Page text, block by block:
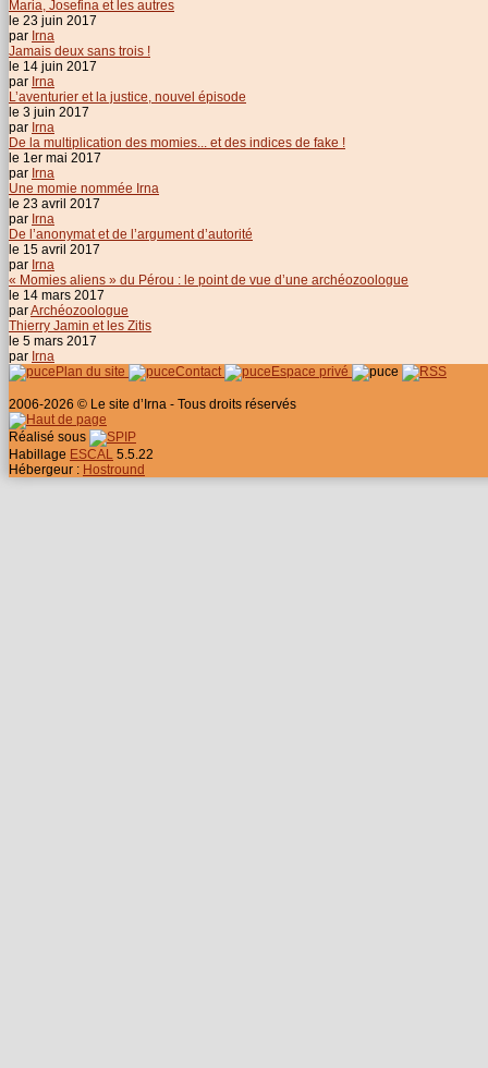
Maria, Josefina et les autres
le 23 juin 2017
par Irna
Jamais deux sans trois !
le 14 juin 2017
par Irna
L’aventurier et la justice, nouvel épisode
le 3 juin 2017
par Irna
De la multiplication des momies... et des indices de fake !
le 1er mai 2017
par Irna
Une momie nommée Irna
le 23 avril 2017
par Irna
De l’anonymat et de l’argument d’autorité
le 15 avril 2017
par Irna
« Momies aliens » du Pérou : le point de vue d’une archéozoologue
le 14 mars 2017
parArchéozoologue
Thierry Jamin et les Zitis
le 5 mars 2017
par Irna
Plan du site
Contact Espace privé
2006-2026 © Le site d’Irna - Tous droits réservés
Réalisé sous
Habillage ESCAL 5.5.22
Hébergeur : Hostround